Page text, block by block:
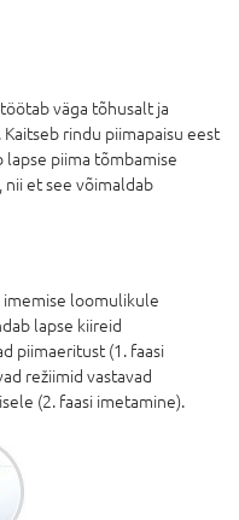
väga tõhusalt ja
rindu piimapaisu eest
lapse piima tõmbamise
et see võimaldab
imemise loomulikule
lapse kiireid
piimaeritust (1. faasi
režiimid vastavad
(2. faasi imetamine).